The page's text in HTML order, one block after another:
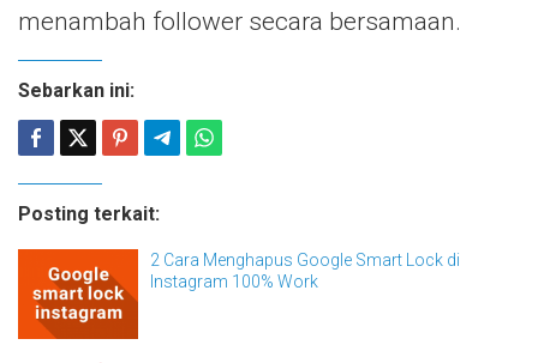
menambah follower secara bersamaan.
Sebarkan ini:
Posting terkait:
2 Cara Menghapus Google Smart Lock di
Instagram 100% Work